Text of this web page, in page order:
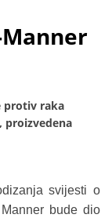
protiv raka
proizvedena
svijesti o
bude dio